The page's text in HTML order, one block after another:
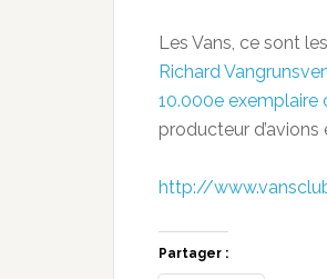
Les Vans, ce sont
Richard
10.000e exemplaire
producteur
http://
Partager :